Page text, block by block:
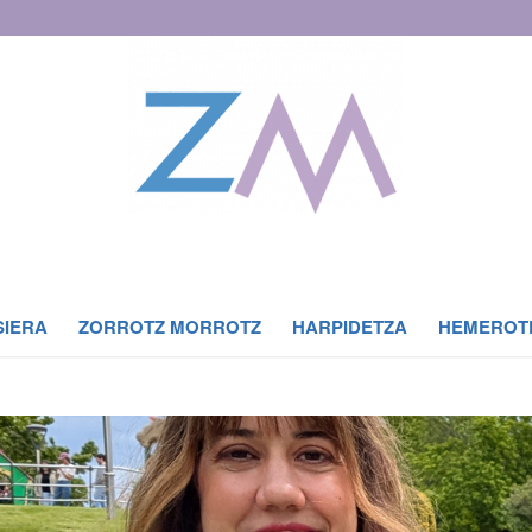
ZORROTZ MORROTZ HARPIDETZA